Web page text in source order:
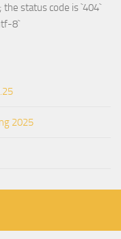
status code is `404`
8`
2025